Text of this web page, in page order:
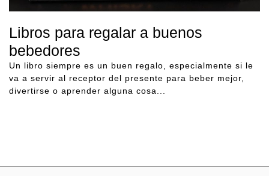
Libros para regalar a buenos
bebedores
Un libro siempre es un buen regalo, especialmente si le
va a servir al receptor del presente para beber mejor,
divertirse o aprender alguna cosa...